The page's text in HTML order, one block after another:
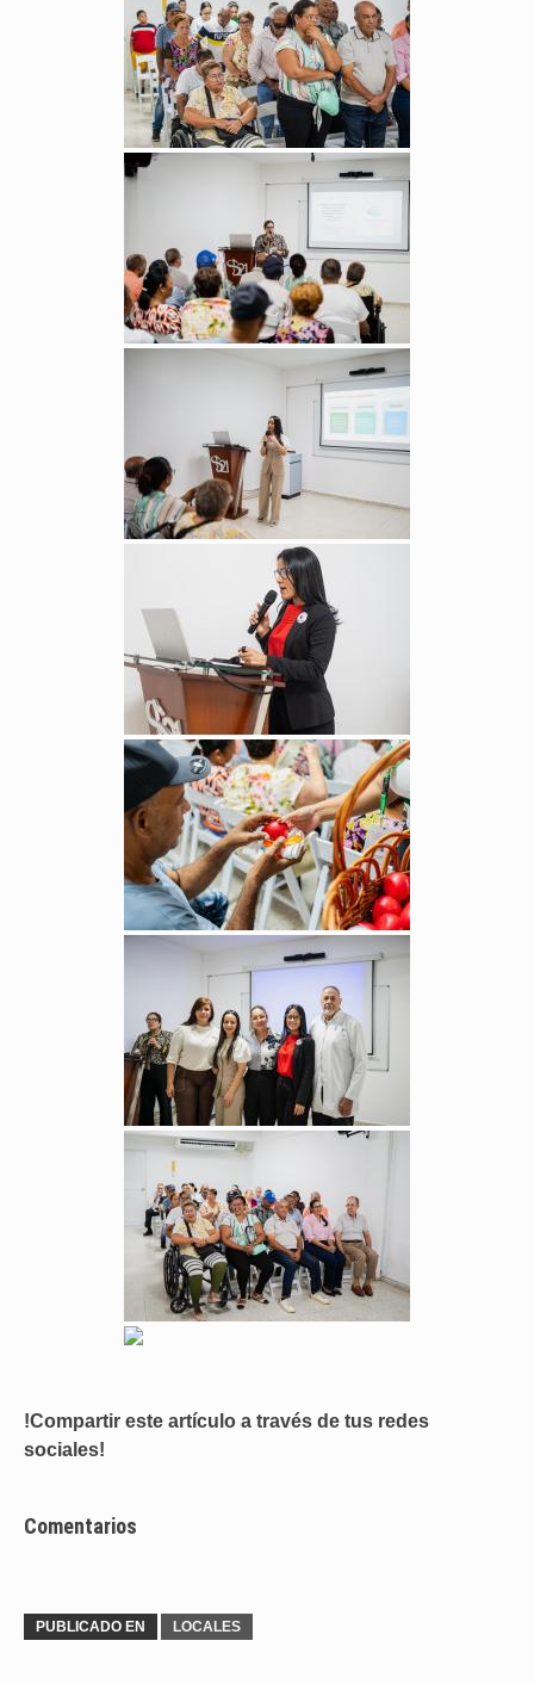
!Compartir este artículo a través de tus redes
sociales!
Comentarios
PUBLICADO EN LOCALES